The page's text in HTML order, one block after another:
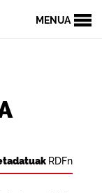
MENUA
RDFn